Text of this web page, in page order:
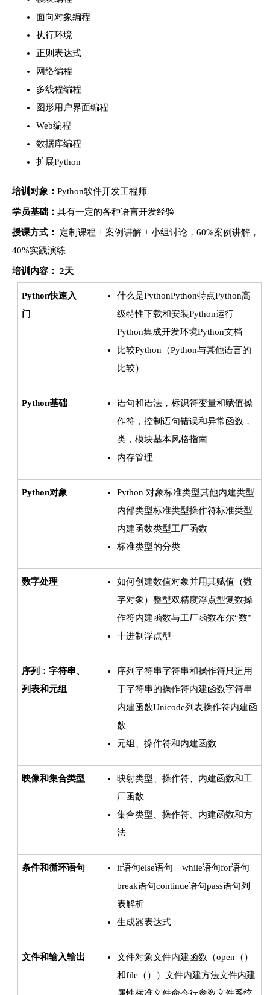
面向对象编程
执行环境
正则表达式
网络编程
多线程编程
图形用户界面编程
Web编程
数据库编程
扩展Python
培训对象： Python软件开发工程师
学员基础： 具有一定的各种语言开发经验
授课方式：
定制课程 + 案例讲解 + 小组讨论，60%案例讲解，
40%实践演练
培训内容： 2天
Python快速入
门
什么是PythonPython特点Python高
级特性下载和安装Python运行
Python集成开发环境Python文档
比较Python（Python与其他语言的
比较）
Python基础
语句和语法，标识符变量和赋值操
作符，控制语句错误和异常函数，
类，模块基本风格指南
内存管理
Python对象
Python 对象标准类型其他内建类型
内部类型标准类型操作符标准类型
内建函数类型工厂函数
标准类型的分类
数字处理
如何创建数值对象并用其赋值（数
字对象）整型双精度浮点型复数操
作符内建函数与工厂函数布尔“数”
十进制浮点型
序列：字符串、
列表和元组
序列字符串字符串和操作符只适用
于字符串的操作符内建函数字符串
内建函数Unicode列表操作符内建函
数
元组、操作符和内建函数
映像和集合类型
映射类型、操作符、内建函数和工
厂函数
集合类型、操作符、内建函数和方
法
条件和循环语句
if语句else语句 while语句for语句
break语句continue语句pass语句列
表解析
生成器表达式
文件和输入输出
文件对象文件内建函数（open（）
和file（））文件内建方法文件内建